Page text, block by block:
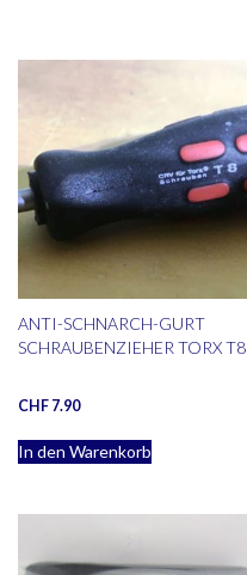
ANTI-SCHNARCH-GURT
SCHRAUBENZIEHER TORX T8
CHF 7.90
In den Warenkorb